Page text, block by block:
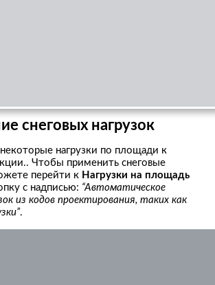
снеговых нагрузок
нагрузки по площади к
Чтобы применить снеговые
перейти к Нагрузки на площадь
с надписью: “Автоматическое
из кодов проектирования, таких как
.